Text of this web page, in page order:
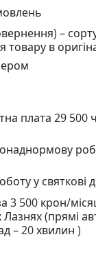
–
товару в
плата 29 500
у святкові
3 500 крон/
(прямі
– 20 хвилин )